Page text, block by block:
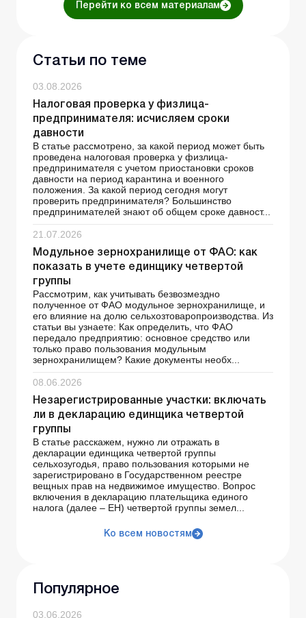
Перейти ко всем материалам
Статьи по теме
03.08.2026
Налоговая проверка у физлица-
предпринимателя: исчисляем сроки
давности
В статье рассмотрено, за какой период может быть
проведена налоговая проверка у физлица-
предпринимателя с учетом приостановки сроков
давности на период карантина и военного
положения. За какой период сегодня могут
проверить предпринимателя? Большинство
предпринимателей знают об общем сроке давност...
21.07.2026
Модульное зернохранилище от ФАО: как
показать в учете единщику четвертой
группы
Рассмотрим, как учитывать безвозмездно
полученное от ФАО модульное зернохранилище, и
его влияние на долю сельхозтоваропроизводства. Из
статьи вы узнаете: Как определить, что ФАО
передало предприятию: основное средство или
только право пользования модульным
зернохранилищем? Какие документы необх...
08.06.2026
Незарегистрированные участки: включать
ли в декларацию единщика четвертой
группы
В статье расскажем, нужно ли отражать в
декларации единщика четвертой группы
сельхозугодья, право пользования которыми не
зарегистрировано в Государственном реестре
вещных прав на недвижимое имущество. Вопрос
включения в декларацию плательщика единого
налога (далее – ЕН) четвертой группы земел...
Ко всем новостям
Популярное
03.06.2026